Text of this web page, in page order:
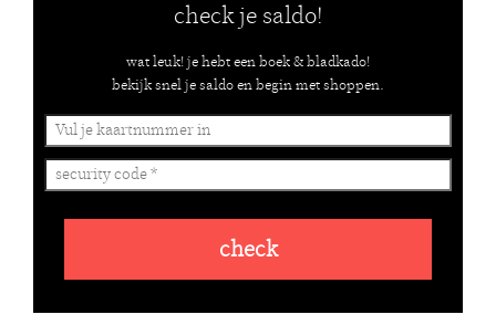
check je saldo!
wat leuk! je hebt een boek & bladkado!
bekijk snel je saldo en begin met shoppen.
check